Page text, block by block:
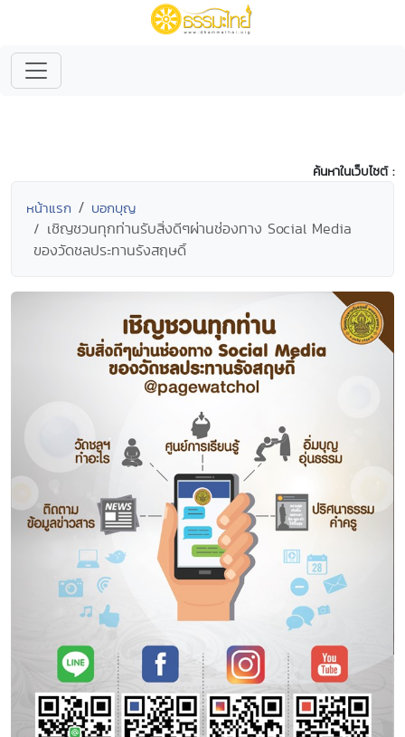
ค้นหาในเว็บไซต์ :
หน้าแรก บอกบุญ
เชิญชวนทุกท่านรับสิ่งดีๆผ่านช่องทาง Social Media
ของวัดชลประทานรังสฤษดิ์